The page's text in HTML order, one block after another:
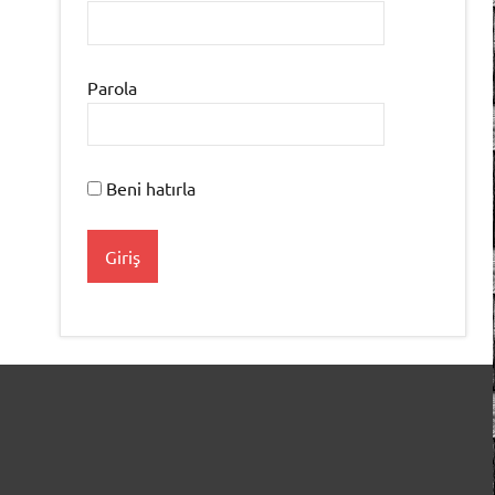
Parola
Beni hatırla